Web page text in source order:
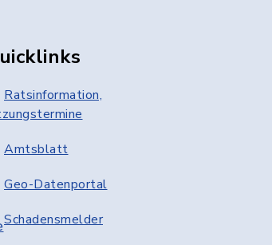
Ratsinformation,
Amtsblatt
Geo-Datenportal
Schadensmelder